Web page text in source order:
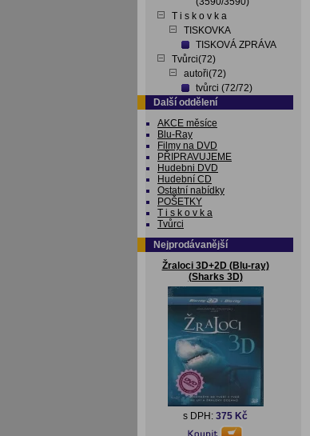
T i s k o v k a
TISKOVKA
TISKOVÁ ZPRÁVA
Tvůrci(72)
autoři(72)
tvůrci (72/72)
Další oddělení
AKCE měsíce
Blu-Ray
Filmy na DVD
PŘIPRAVUJEME
Hudebni DVD
Hudební CD
Ostatní nabídky
POŠETKY
T i s k o v k a
Tvůrci
Nejprodávanější
Žraloci 3D+2D (Blu-ray)
(Sharks 3D)
s DPH: 375 Kč